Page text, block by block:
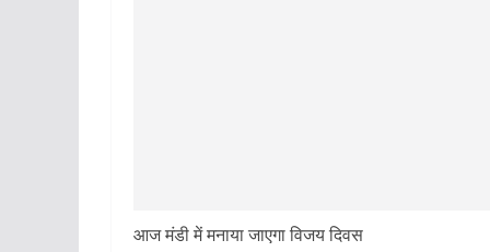
आज मंडी में मनाया जाएगा विजय दिवस